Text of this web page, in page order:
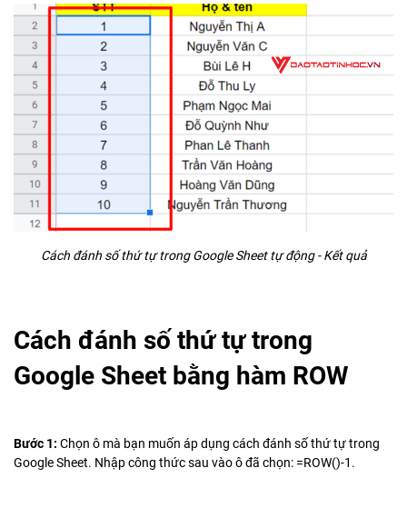
Cách đánh số thứ tự trong Google Sheet tự động - Kết quả
Cách đánh số thứ tự trong
Google Sheet bằng hàm ROW
Bước 1: Chọn ô mà bạn muốn áp dụng cách đánh số thứ tự trong
Google Sheet. Nhập công thức sau vào ô đã chọn: =ROW()-1.